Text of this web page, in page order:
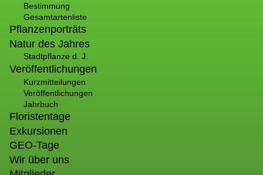
Bestimmung
Gesamtartenliste
Pflanzenporträts
Natur des Jahres
Stadtpflanze d. J.
Veröffentlichungen
Kurzmitteilungen
Veröffentlichungen
Jahrbuch
Floristentage
Exkursionen
GEO-Tage
Wir über uns